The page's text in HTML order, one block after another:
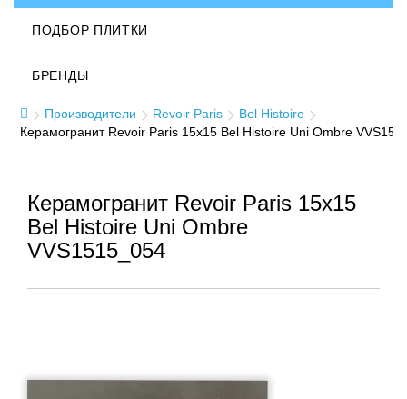
ПОДБОР ПЛИТКИ
БРЕНДЫ
Производители Revoir Paris
Bel Histoire
Керамогранит Revoir Paris 15x15 Bel Histoire Uni Ombre
Керамогранит Revoir Paris 15x15
Bel Histoire Uni Ombre
VVS1515_054